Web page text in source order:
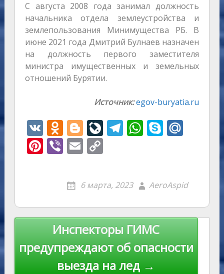
С августа 2008 года занимал должность
начальника отдела землеустройства и
землепользования Минимущества РБ. В
июне 2021 года Дмитрий Булнаев назначен
на должность первого заместителя
министра имущественных и земельных
отношений Бурятии.
Источник:egov-buryatia.ru
V
K
O
d
n
o
kl
as
s
ni
ki
Bl
o
g
er
Li
v
eJ
u
r
n
al
T
a
m
W
A
p
p
S
e
M
u
Pi
st
Vi
er
E
ai
l
C
p
y
Li
n
k
6 марта, 2023 AeroAspid
Навигация
записям
Инспекторы ГИМС
предупреждают об опасности
выезда на лед →